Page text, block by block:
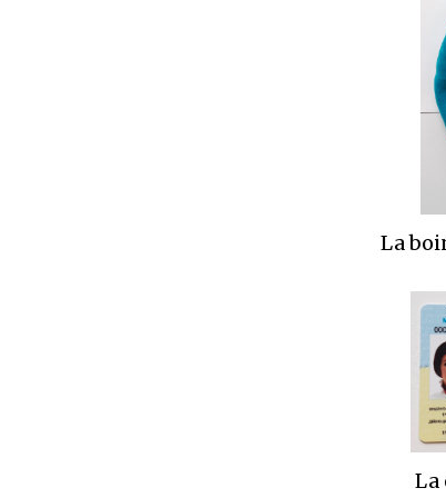
La
La